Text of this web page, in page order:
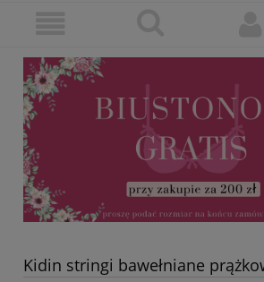
Kidin stringi bawełniane